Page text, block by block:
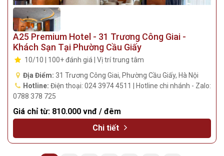
A25 Premium Hotel - 31 Trương Công Giai -
Khách Sạn Tại Phường Cầu Giấy
10/10 | 100+ đánh giá | Vị trí trung tâm
Địa Điểm: 31 Trương Công Giai, Phường Cầu Giấy, Hà Nội
Hotline: Điện thoại: 024 3974 4511 | Hotline chi nhánh - Zalo:
0788 378 725
Giá chỉ từ: 810.000 vnđ / đêm
Chi tiết